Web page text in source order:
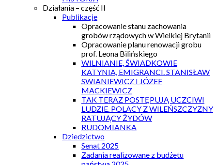
Działania – część II
Publikacje
Opracowanie stanu zachowania
grobów rządowych w Wielkiej Brytanii
Opracowanie planu renowacji grobu
prof. Leona Bilińskiego
WILNIANIE, ŚWIADKOWIE
KATYNIA, EMIGRANCI. STANISŁAW
SWIANIEWICZ I JÓZEF
MACKIEWICZ
TAK TERAZ POSTĘPUJĄ UCZCIWI
LUDZIE. POLACY Z WILEŃSZCZYZNY
RATUJĄCY ŻYDÓW
RUDOMIANKA
Dziedzictwo
Senat 2025
Zadania realizowane z budżetu